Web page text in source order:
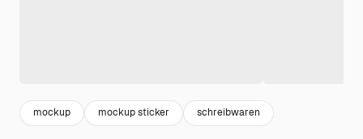
mockup mockup sticker schreibwaren